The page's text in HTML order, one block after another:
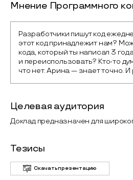
Мнение Программного
Разработчики пишут код
этот код принадлежит нам?
кода, который ты написал 3
и переиспользовать? Кто-то
что нет. Арина — знает точно.
Целевая аудитория
Доклад предназначен для
Тезисы
Скачать презентацию